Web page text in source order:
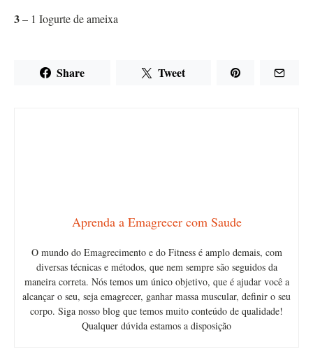
3– 1 Iogurte de ameixa
Share Tweet
Aprenda a Emagrecer com Saude
O mundo do Emagrecimento e do Fitness é amplo demais, com
diversas técnicas e métodos, que nem sempre são seguidos da
maneira correta. Nós temos um único objetivo, que é ajudar você a
alcançar o seu, seja emagrecer, ganhar massa muscular, definir o seu
corpo. Siga nosso blog que temos muito conteúdo de qualidade!
Qualquer dúvida estamos a disposição